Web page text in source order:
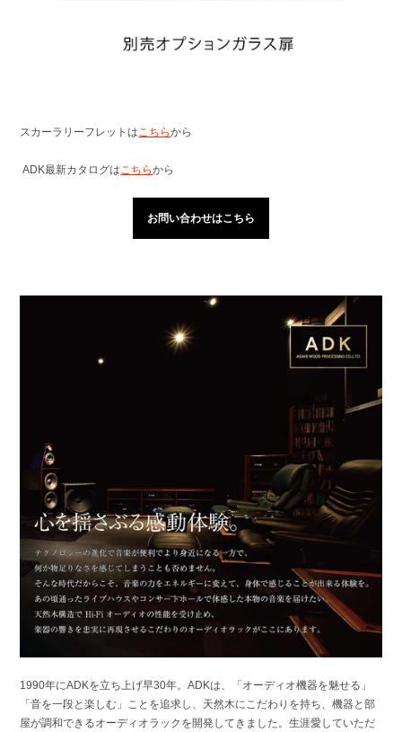
スカーラリーフレットは こちらから
ADK最新カタログは こちらから
お問い合わせはこちら
1990年にADKを立ち上げ早30年。ADKは、「オーディオ機器を魅せる」
「音を一段と楽しむ」ことを追求し、天然木にこだわりを持ち、機器と部
屋が調和できるオーディオラックを開発してきました。生涯愛していただ